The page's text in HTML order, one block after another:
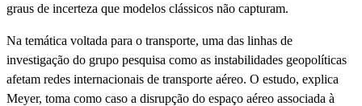
graus de incerteza que modelos clássicos não capturam.
Na temática voltada para o transporte, uma das linhas de
investigação do grupo pesquisa como as instabilidades geopolíticas
afetam redes internacionais de transporte aéreo. O estudo, explica
Meyer, toma como caso a disrupção do espaço aéreo associada à